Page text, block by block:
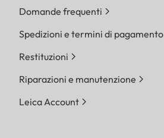
Domande frequenti
Spedizioni e termini di pagamento
Restituzioni
Riparazioni e manutenzione
Leica Account